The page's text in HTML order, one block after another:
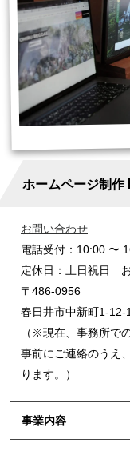
ホームページ制作
お問い合わせ
電話受付：10:00 〜
定休日：土日祝日
〒486-0956
春日井市中新町1-12-
（※現在、事務所で
事前にご連絡のうえ
ります。）
事業内容